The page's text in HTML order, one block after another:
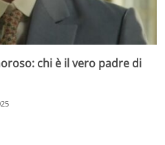
chi è il vero padre di